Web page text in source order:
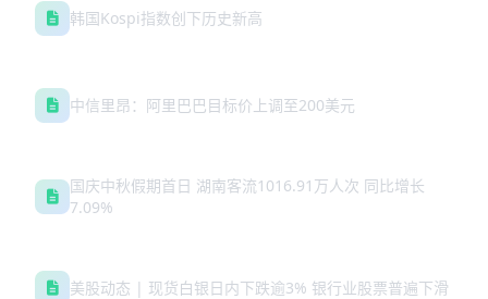
韩国Kospi指数创下历史新高
中信里昂：阿里巴巴目标价上调至200美元
国庆中秋假期首日 湖南客流1016.91万人次 同比增长
7.09%
美股动态 | 现货白银日内下跌逾3% 银行业股票普遍下滑